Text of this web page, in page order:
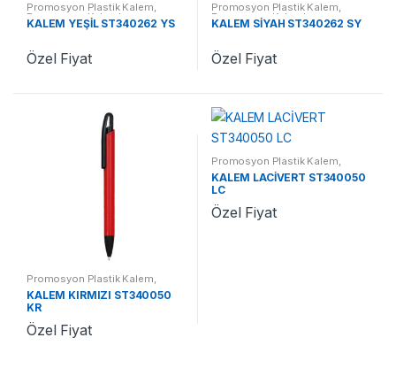
Promosyon Plastik Kalem,
Promosyon Kalemler
KALEM YEŞİL ST340262 YS
Özel Fiyat
Promosyon Plastik Kalem,
Promosyon Kalemler
KALEM SİYAH ST340262 SY
Özel Fiyat
Promosyon Plastik Kalem,
Promosyon Kalemler
KALEM KIRMIZI ST340050
KR
Özel Fiyat
Promosyon Plastik Kalem,
Promosyon Kalemler
KALEM LACİVERT ST340050
LC
Özel Fiyat